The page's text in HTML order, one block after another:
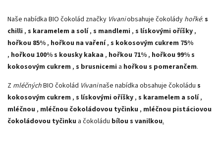
Naše nabídka BIO čokolád značky Vivaniobsahuje čokolády hořké: s
chilli , s karamelem a solí, s mandlemi , s lískovými oříšky ,
hořkou 85% , hořkou na vaření, s kokosovým cukrem 75%
, hořkou 100% s kousky kakaa , hořkou 71% , hořkou 99% s
kokosovým cukrem , s brusnicemi a hořkou s pomerančem.
Z mléčnýchBIO čokolád Vivaninaše nabídka obsahuje čokoládu s
kokosovým cukrem , s lískovými oříšky , s karamelem a solí,
mléčnou , mléčnou čokoládovou tyčinku , mléčnou pistáciovou
čokoládovou tyčinku a čokoládu bílou s vanilkou.